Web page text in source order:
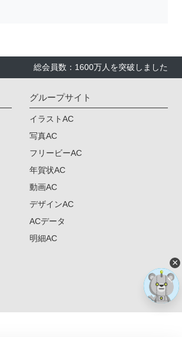
総会員数：1600万人を突破しました
グループサイト
イラストAC
写真AC
フリービーAC
年賀状AC
動画AC
デザインAC
ACデータ
明細AC
×